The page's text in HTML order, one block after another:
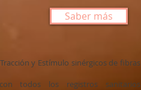
Saber más
y Estímulo sinérgicos de fibras
todos los registros sanitarios